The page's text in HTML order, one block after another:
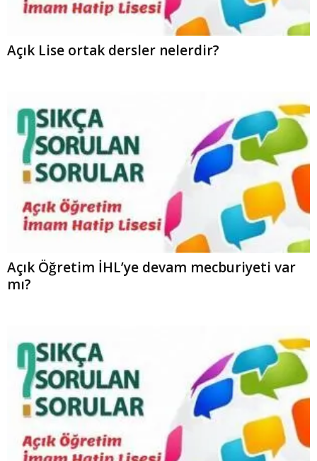
Açık Lise ortak dersler nelerdir?
Açık Öğretim İHL’ye devam mecburiyeti var
mı?